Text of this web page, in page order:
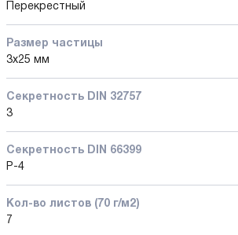
Перекрестный
Размер частицы
3х25 мм
Секретность DIN 32757
3
Секретность DIN 66399
P-4
Кол-во листов (70 г/м2)
7